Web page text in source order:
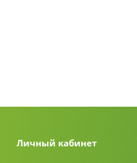
Личный кабинет